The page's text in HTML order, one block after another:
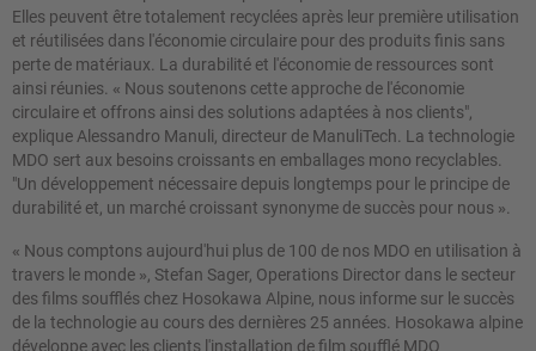
Elles peuvent être totalement recyclées après leur première utilisation
et réutilisées dans l'économie circulaire pour des produits finis sans
perte de matériaux. La durabilité et l'économie de ressources sont
ainsi réunies. « Nous soutenons cette approche de l'économie
circulaire et offrons ainsi des solutions adaptées à nos clients",
explique Alessandro Manuli, directeur de ManuliTech. La technologie
MDO sert aux besoins croissants en emballages mono recyclables.
"Un développement nécessaire depuis longtemps pour le principe de
durabilité et, un marché croissant synonyme de succès pour nous »
« Nous comptons aujourd'hui plus de 100 de nos MDO en utilisation à
travers le monde », Stefan Sager, Operations Director dans le secteur
des films soufflés chez Hosokawa Alpine, nous informe sur le succès
de la technologie au cours des dernières 25 années. Hosokawa alpine
développe avec les clients l'installation de film soufflé MDO